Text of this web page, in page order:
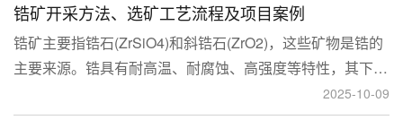
锆矿开采方法、选矿工艺流程及项目案例
锆矿主要指锆石(ZrSiO4)和斜锆石(ZrO2)，这些矿物是锆的
主要来源。锆具有耐高温、耐腐蚀、高强度等特性，其下游
应用涉及核工业、陶瓷、耐火材料、铸造、电子和化工等多
2025-10-09